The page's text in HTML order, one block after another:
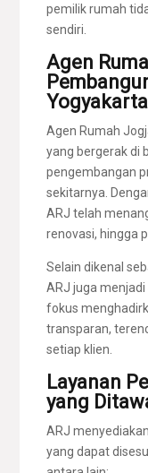
pemilik rumah
sendiri.
Agen
Yogyakarta
Agen Rumah
yang bergerak di
pengembangan
sekitarnya.
ARJ telah
renovasi, hingga
Selain dikenal
ARJ juga
fokus
transparan,
setiap klien.
Layanan
yang
ARJ
yang dapat